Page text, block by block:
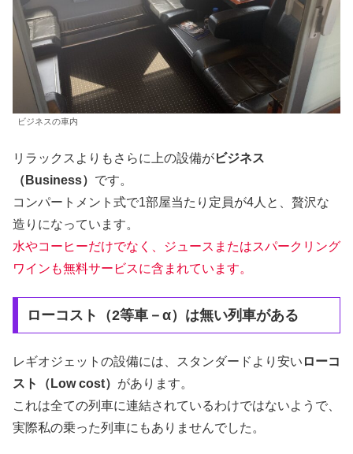
ビジネスの車内
リラックスよりもさらに上の設備がビジネス
（Business） です。
コンパートメント式で1部屋当たり定員が4人と、贅沢な
造りになっています。
水やコーヒーだけでなく、ジュースまたはスパークリング
ワインも無料サービスに含まれています。
ローコスト（2等車－α）は無い列車がある
レギオジェットの設備には、スタンダードより安い ローコ
スト（Low cost） があります。
これは全ての列車に連結されているわけではないようで、
実際私の乗った列車にもありませんでした。